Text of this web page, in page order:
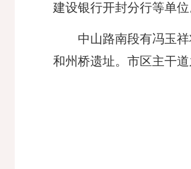
建设银行开封分行等单位
中山路南段有冯玉
和州桥遗址。市区主干